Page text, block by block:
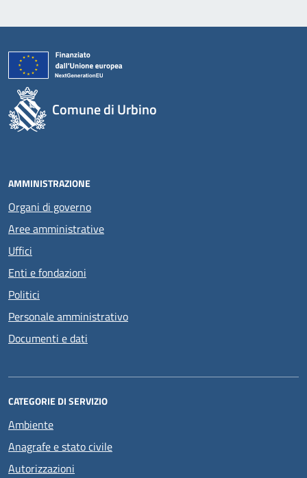
Comune di Urbino
AMMINISTRAZIONE
Organi di governo
Aree amministrative
Uffici
Enti e fondazioni
Politici
Personale amministrativo
Documenti e dati
CATEGORIE DI SERVIZIO
Ambiente
Anagrafe e stato civile
Autorizzazioni